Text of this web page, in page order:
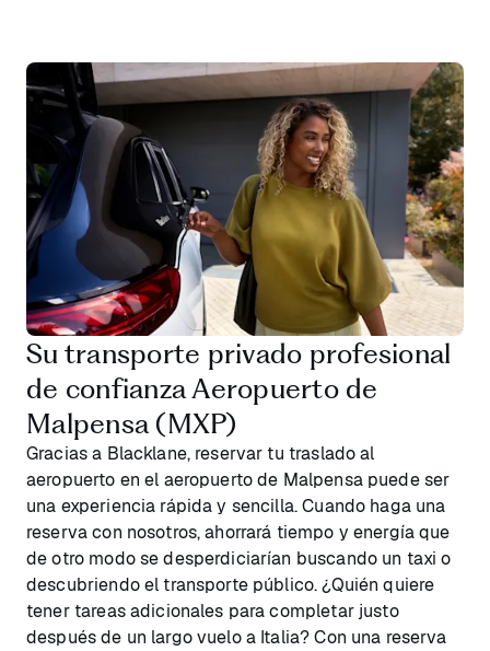
Su transporte privado profesional
de confianza Aeropuerto de
Malpensa (MXP)
Gracias a Blacklane, reservar tu traslado al
aeropuerto en el aeropuerto de Malpensa puede ser
una experiencia rápida y sencilla. Cuando haga una
reserva con nosotros, ahorrará tiempo y energía que
de otro modo se desperdiciarían buscando un taxi o
descubriendo el transporte público. ¿Quién quiere
tener tareas adicionales para completar justo
después de un largo vuelo a Italia? Con una reserva